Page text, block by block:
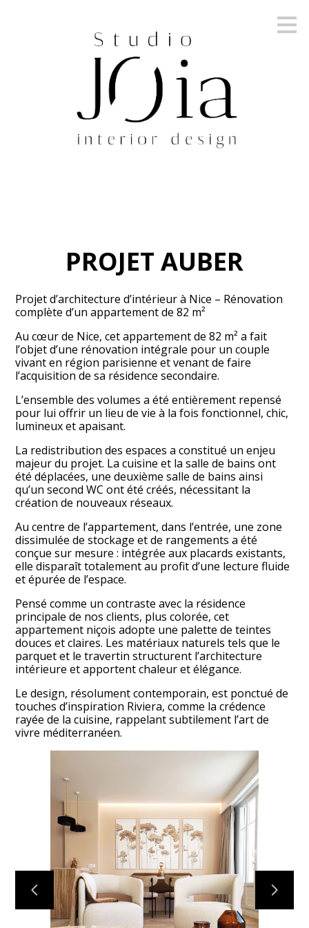
ACCUEIL
LE STUDIO
REALISATIONS
ARCHITECTURE D'INTERIEUR
SUR MESURE
DETAILS
CONTACT
ENGLISH
PROJET AUBER
Projet d’architecture d’intérieur à Nice – Rénovation
complète d’un appartement de 82 m²
Au cœur de Nice, cet appartement de 82 m² a fait
l’objet d’une rénovation intégrale pour un couple
vivant en région parisienne et venant de faire
l’acquisition de sa résidence secondaire.
L’ensemble des volumes a été entièrement repensé
pour lui offrir un lieu de vie à la fois fonctionnel, chic,
lumineux et apaisant.
La redistribution des espaces a constitué un enjeu
majeur du projet. La cuisine et la salle de bains ont
été déplacées, une deuxième salle de bains ainsi
qu’un second WC ont été créés, nécessitant la
création de nouveaux réseaux.
Au centre de l’appartement, dans l’entrée, une zone
dissimulée de stockage et de rangements a été
conçue sur mesure : intégrée aux placards existants,
elle disparaît totalement au profit d’une lecture fluide
et épurée de l’espace.
Pensé comme un contraste avec la résidence
principale de nos clients, plus colorée, cet
appartement niçois adopte une palette de teintes
douces et claires. Les matériaux naturels tels que le
parquet et le travertin structurent l’architecture
intérieure et apportent chaleur et élégance.
Le design, résolument contemporain, est ponctué de
touches d’inspiration Riviera, comme la crédence
rayée de la cuisine, rappelant subtilement l’art de
vivre méditerranéen.